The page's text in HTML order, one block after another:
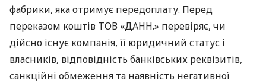
фабрики, яка отримує передоплату. Перед
переказом коштів ТОВ «ДАНН.» перевіряє, чи
дійсно існує компанія, її юридичний статус і
власників, відповідність банківських реквізитів,
санкційні обмеження та наявність негативної